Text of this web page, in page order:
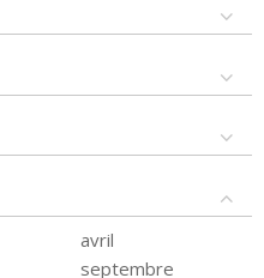
avril
septembre